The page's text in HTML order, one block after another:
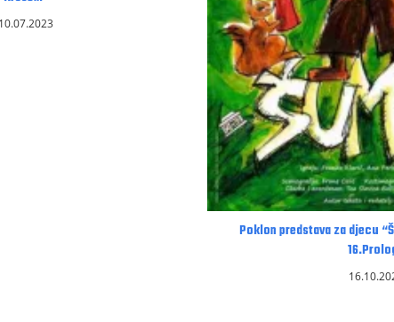
10.07.2023
Poklon predstava za djecu